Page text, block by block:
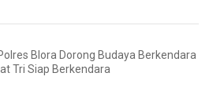
Blora Dorong Budaya Berkendara
Tri Siap Berkendara